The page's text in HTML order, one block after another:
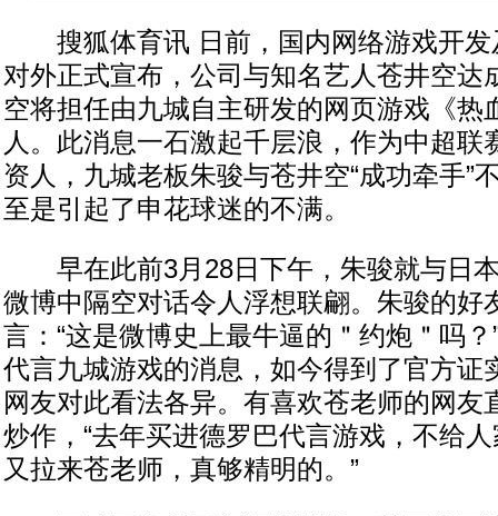
搜狐体育讯 日前，国内网络游戏开发
对外正式宣布，公司与知名艺人苍井空达
空将担任由九城自主研发的网页游戏《热
人。此消息一石激起千层浪，作为中超联
资人，九城老板朱骏与苍井空“成功牵手”
至是引起了申花球迷的不满。
早在此前3月28日下午，朱骏就与日
微博中隔空对话令人浮想联翩。朱骏的好
言：“这是微博史上最牛逼的＂约炮＂吗
代言九城游戏的消息，如今得到了官方证
网友对此看法各异。有喜欢苍老师的网友
炒作，“去年买进德罗巴代言游戏，不给
又拉来苍老师，真够精明的。”